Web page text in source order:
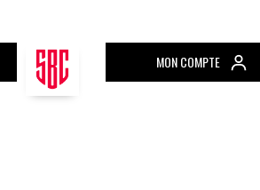
MON COMPTE